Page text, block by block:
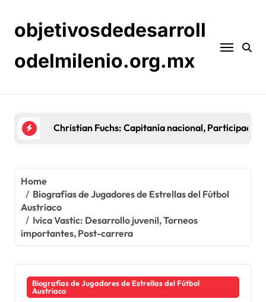
contentobjetivosdedesarroll
odelmilenio.org.mx
Sebastian Prödl: Carrera temprana, Éxitos en
Home
Biografías de Jugadores de Estrellas del Fútbol
Austriaco
Ivica Vastic: Desarrollo juvenil, Torneos
importantes, Post-carrera
Biografías de Jugadores de Estrellas del Fútbol
Austriaco